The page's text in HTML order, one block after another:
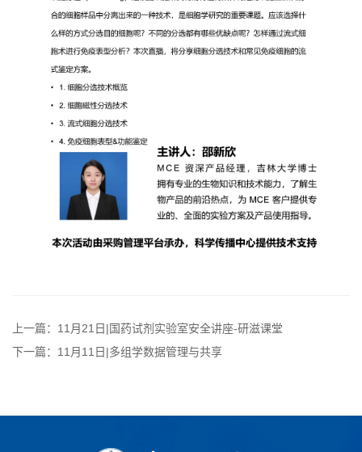
上一篇：11月21日|国药试剂实验室安全讲座-研滋课堂
下一篇：11月11日|多组学数据管理与共享